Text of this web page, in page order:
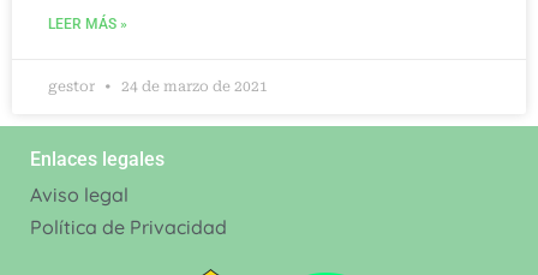
LEER MÁS »
gestor 24 de marzo de 2021
Enlaces legales
Aviso legal
Política de Privacidad